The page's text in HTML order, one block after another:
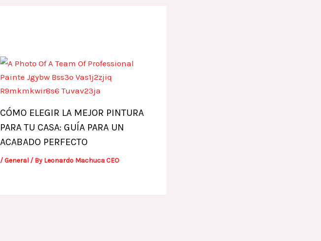
CÓMO ELEGIR LA MEJOR PINTURA
PARA TU CASA: GUÍA PARA UN
ACABADO PERFECTO
/General/ By Leonardo Machuca CEO